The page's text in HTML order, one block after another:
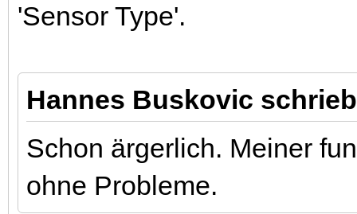
'Sensor Type'.
Hannes Buskovic
Schon ärgerlich. Meiner
ohne Probleme.